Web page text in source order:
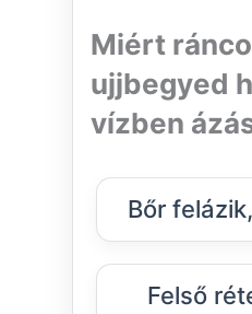
Miért
ujjbegyed
vízben
Bőr
Felső